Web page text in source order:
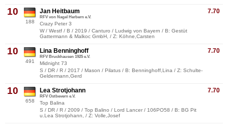
10
188
7.70
Jan Heitbaum
RFV von Nagel Herbern e.V.
Crazy Peter 3
W / Westf / B / 2019 / Canturo / Ludwig von Bayern / B: Gestüt
Gattermann & Malkoc GmbH, / Z: Köhne,Carsten
10
491
7.70
Lina Benninghoff
RFV Bruckhausen 1925 e.V.
Midnight 73
S / DR / R / 2017 / Mason / Pilatus / B: Benninghoff,Lina / Z: Schulte-
Geldermann,Gerd
10
658
7.70
Lea Strotjohann
RFV Ostbevern e.V.
Top Balina
S / DR / R / 2009 / Top Balino / Lord Lancer / 106PO58 / B: BG Pit
u.Lea Strotjohann, / Z: Volle,Josef